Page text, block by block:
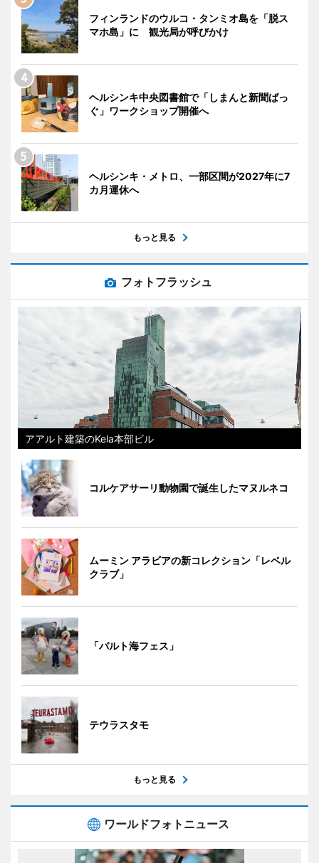
フィンランドのウルコ・タンミオ島を「脱ス
マホ島」に 観光局が呼びかけ
ヘルシンキ中央図書館で「しまんと新聞ばっ
ぐ」ワークショップ開催へ
ヘルシンキ・メトロ、一部区間が2027年に7
カ月運休へ
もっと見る
フォトフラッシュ
アアルト建築のKela本部ビル
コルケアサーリ動物園で誕生したマヌルネコ
ムーミン アラビアの新コレクション「レベル
クラブ」
「バルト海フェス」
テウラスタモ
もっと見る
ワールドフォトニュース